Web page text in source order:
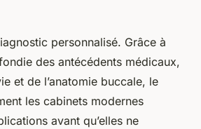
personnalisé. Grâce à
des antécédents médicaux,
et de l’anatomie buccale, le
les cabinets modernes
avant qu’elles ne